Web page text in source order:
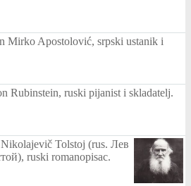
Mirko Apostolović, srpski ustanik i
Rubinstein, ruski pijanist i skladatelj.
Tolstoj (rus. Лев
ruski romanopisac.